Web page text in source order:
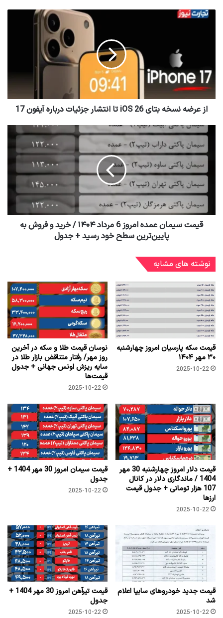
از عرضه نسخه بتای iOS 26 تا انتشار جزئیات درباره آیفون 17
قیمت سیمان عمده امروز 6 مرداد ۱۴۰۴ / خرید و فروش به
پایین‌ترین سطح خود رسید + جدول
نوشته های مشابه
قیمت سکه پارسیان امروز چهارشنبه
۳۰ مهر ۱۴۰۴
2025-10-22
نوسان قیمت طلا و سکه در آخرین
روز مهر/ رفتار متناقض بازار طلا در
سایه ریزش اونس جهانی + جدول
قیمت‌ها
2025-10-22
قیمت دلار امروز چهارشنبه 30 مهر
1404 / ماندگاری دلار در کانال
107 هزار تومانی + جدول قیمت
ارزها
2025-10-22
قیمت سیمان امروز 30 مهر 1404 +
جدول
2025-10-22
قیمت جدید خودروهای سایپا اعلام
شد
2025-10-22
قیمت تیرآهن امروز 30 مهر 1404 +
جدول
2025-10-22